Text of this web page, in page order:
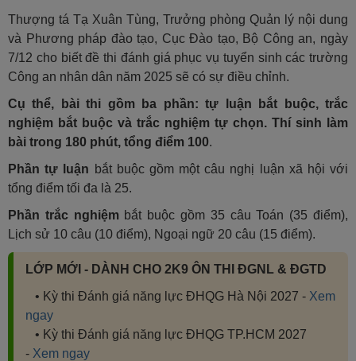
Thượng tá Tạ Xuân Tùng, Trưởng phòng Quản lý nội dung
và Phương pháp đào tạo, Cục Đào tạo, Bộ Công an, ngày
7/12 cho biết đề thi đánh giá phục vụ tuyển sinh các trường
Công an nhân dân năm 2025 sẽ có sự điều chỉnh.
Cụ thể, bài thi gồm ba phần: tự luận bắt buộc, trắc
nghiệm bắt buộc và trắc nghiệm tự chọn. Thí sinh làm
bài trong 180 phút, tổng điểm 100.
Phần tự luận bắt buộc gồm một câu nghị luận xã hội với
tổng điểm tối đa là 25.
Phần trắc nghiệmbắt buộc gồm 35 câu Toán (35 điểm),
Lịch sử 10 câu (10 điểm), Ngoại ngữ 20 câu (15 điểm).
LỚP MỚI - DÀNH CHO 2K9 ÔN THI ĐGNL & ĐGTD
• Kỳ thi Đánh giá năng lực ĐHQG Hà Nội 2027 - Xem
ngay
• Kỳ thi Đánh giá năng lực ĐHQG TP.HCM 2027
- Xem ngay